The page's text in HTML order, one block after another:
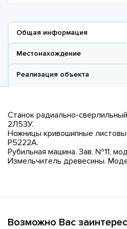
Общая информация
Местонахождение
Реализация объекта
Станок радиально-
2Л53У.
Ножницы кривошипные
Р5222А.
Рубильная машина. Зав. №11,
Измельчитель древесины.
Возможно Вас